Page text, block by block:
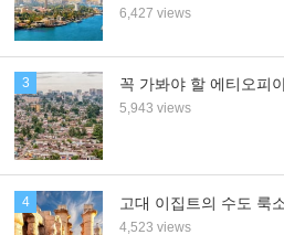
6,427 views
3 꼭 가봐야 할 에티오피
5,943 views
4 고대 이집트의 수도 룩
4,523 views